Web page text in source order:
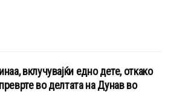
вклучувајќи едно дете, откако
во делтата на Дунав во